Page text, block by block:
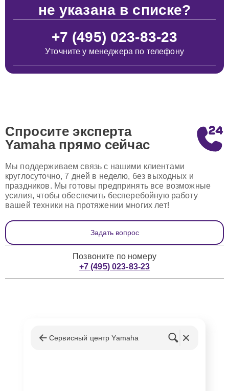
не указана в списке?
+7 (495) 023-83-23
Уточните у менеджера по телефону
Спросите эксперта
Yamaha прямо сейчас
Мы поддерживаем связь с нашими клиентами
круглосуточно, 7 дней в неделю, без выходных и
праздников. Мы готовы предпринять все возможные
усилия, чтобы обеспечить бесперебойную работу
вашей техники на протяжении многих лет!
Задать вопрос
Позвоните по номеру
+7 (495) 023-83-23
Сервисный центр Yamaha